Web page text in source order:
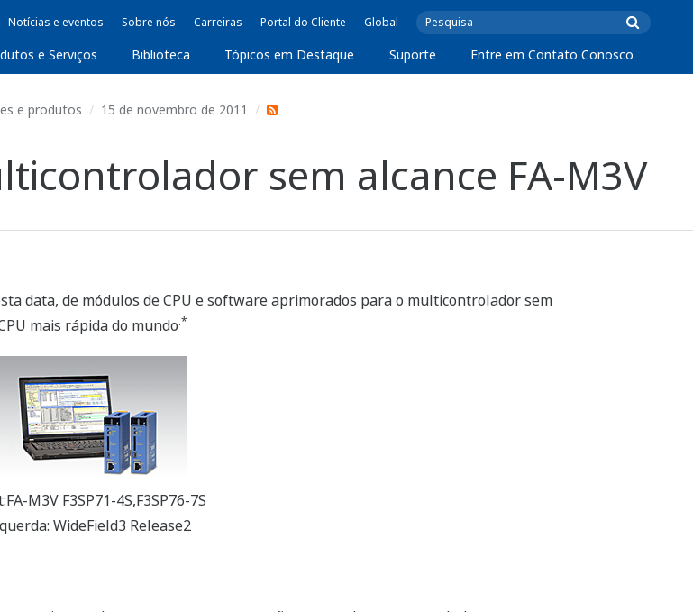
Notícias e eventos Sobre nós Carreiras Portal do Cliente Global
e Serviços Biblioteca Tópicos em Destaque Suporte Entre em Contato Conosco
e produtos 15 de novembro de 2011
sem alcance FA-M3V
data, de módulos de CPU e software aprimorados para o multicontrolador sem
mais rápida do mundo.*
M3V F3SP71-4S,F3SP76-7S
WideField3 Release2